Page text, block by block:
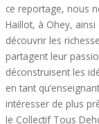
ce reportage, nous
Haillot, à Ohey, ainsi
découvrir les
partagent leur
déconstruisent les
en tant
intéresser de plus
le Collectif Tous